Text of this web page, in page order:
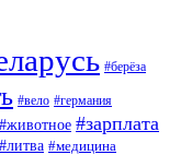
#берёза
#вело #германия
#животное #зарплата
#литва #медицина